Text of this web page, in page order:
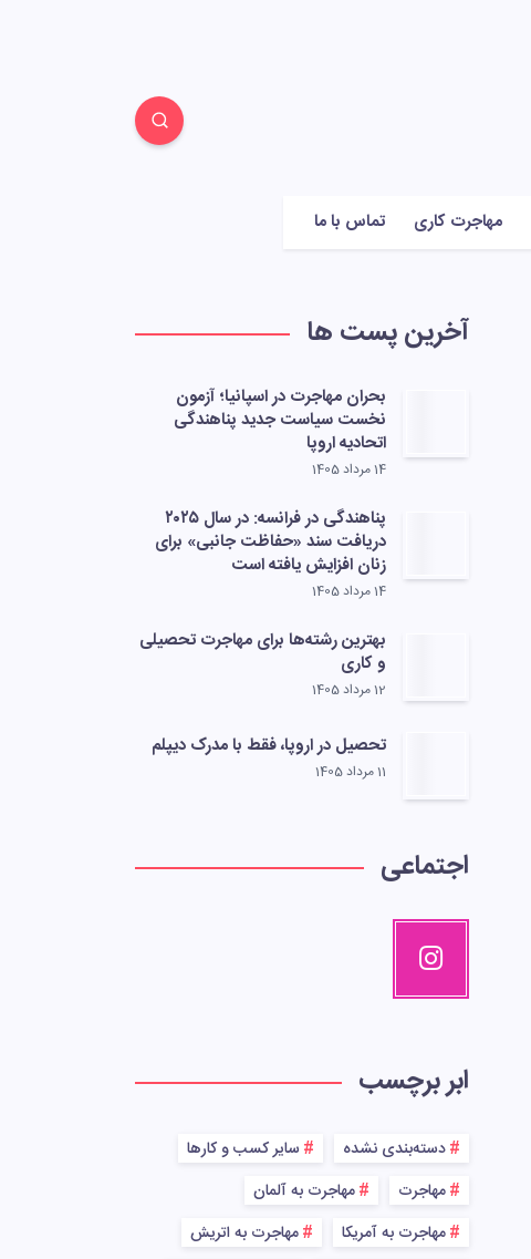
مهاجرت کاری تماس با ما
آخرین پست ها
بحران مهاجرت در اسپانیا؛ آزمون
نخست سیاست جدید پناهندگی
اتحادیه اروپا
14 مرداد 1405
پناهندگی در فرانسه: در سال ۲۰۲۵
دریافت سند «حفاظت جانبی» برای
زنان افزایش یافته است
14 مرداد 1405
بهترین رشته‌ها برای مهاجرت تحصیلی
و کاری
12 مرداد 1405
تحصیل در اروپا، فقط با مدرک دیپلم
11 مرداد 1405
اجتماعی
ابر برچسب
دسته‌بندی نشده
سایر کسب و کارها
مهاجرت
مهاجرت به آلمان
مهاجرت به آمریکا
مهاجرت به اتریش